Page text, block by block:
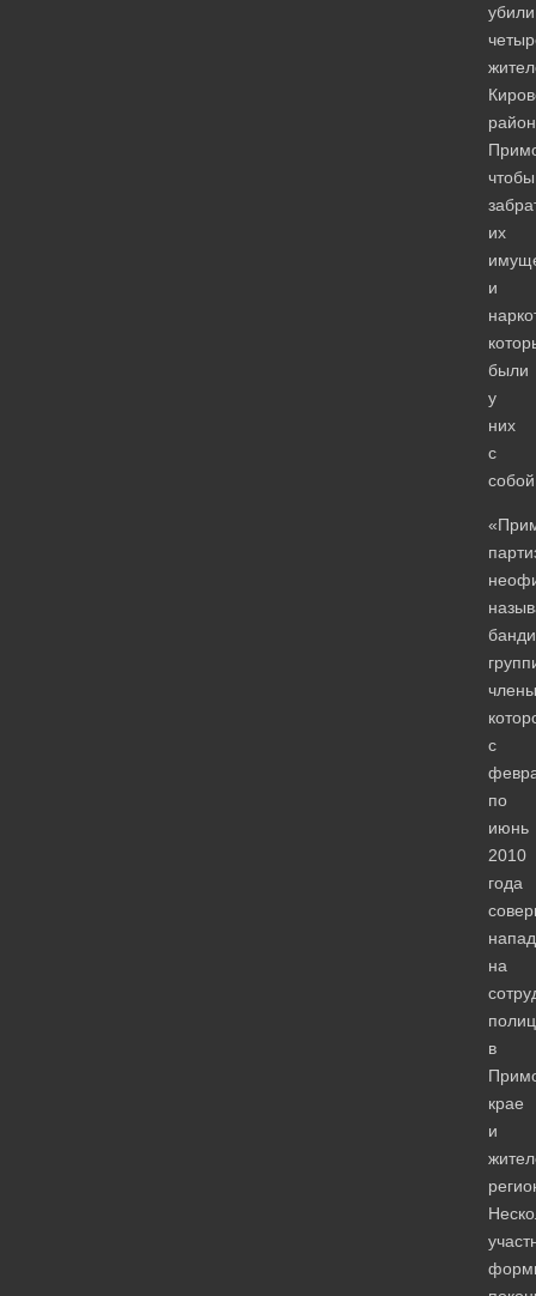
убили
чтобы
их
и
были
у
них
с
члены
с
по
июнь
2010
года
на
в
крае
и